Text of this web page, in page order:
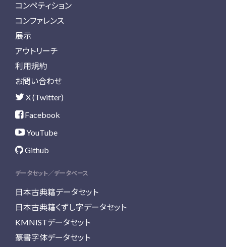
コンペティション
コンファレンス
展示
アウトリーチ
利用規約
お問い合わせ
X (Twitter)
Facebook
YouTube
Github
データセット／データベース
日本古典籍データセット
日本古典籍くずし字データセット
KMNISTデータセット
篆書字体データセット